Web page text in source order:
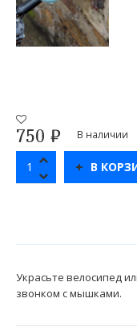
750 ₽ В наличии
В
Украсьте велосипед
звонком с мышками.